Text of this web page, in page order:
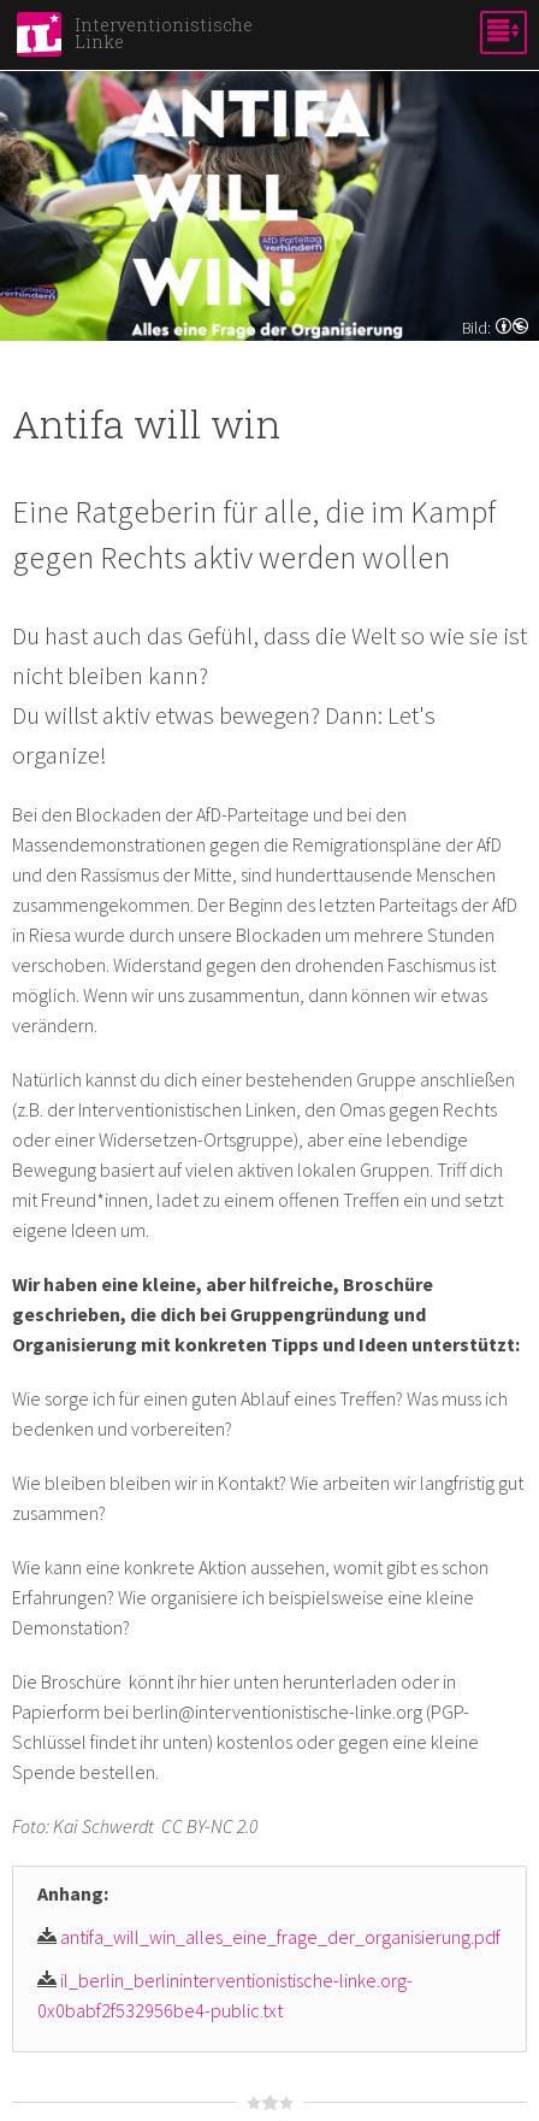
Direkt
Inhalt
Interventionistische
Linke
Bild:
Antifa will win
Eine Ratgeberin für alle, die im Kampf
gegen Rechts aktiv werden wollen
Du hast auch das Gefühl, dass die Welt so wie sie ist
nicht bleiben kann?
Du willst aktiv etwas bewegen? Dann: Let's
organize!
Bei den Blockaden der AfD-Parteitage und bei den
Massendemonstrationen gegen die Remigrationspläne der AfD
und den Rassismus der Mitte, sind hunderttausende Menschen
zusammengekommen. Der Beginn des letzten Parteitags der AfD
in Riesa wurde durch unsere Blockaden um mehrere Stunden
verschoben. Widerstand gegen den drohenden Faschismus ist
möglich. Wenn wir uns zusammentun, dann können wir etwas
verändern.
Natürlich kannst du dich einer bestehenden Gruppe anschließen
(z.B. der Interventionistischen Linken, den Omas gegen Rechts
oder einer Widersetzen-Ortsgruppe), aber eine lebendige
Bewegung basiert auf vielen aktiven lokalen Gruppen. Triff dich
mit Freund*innen, ladet zu einem offenen Treffen ein und setzt
eigene Ideen um.
Wir haben eine kleine, aber hilfreiche, Broschüre
geschrieben, die dich bei Gruppengründung und
Organisierung mit konkreten Tipps und Ideen unterstützt:
Wie sorge ich für einen guten Ablauf eines Treffen? Was muss ich
bedenken und vorbereiten?
Wie bleiben bleiben wir in Kontakt? Wie arbeiten wir langfristig gut
zusammen?
Wie kann eine konkrete Aktion aussehen, womit gibt es schon
Erfahrungen? Wie organisiere ich beispielsweise eine kleine
Demonstation?
Die Broschüre könnt ihr hier unten herunterladen oder in
Papierform bei berlin@interventionistische-linke.org (PGP-
Schlüssel findet ihr unten) kostenlos oder gegen eine kleine
Spende bestellen.
Foto: Kai Schwerdt CC BY-NC 2.0
Anhang:
antifa_will_win_alles_eine_frage_der_organisierung.pdf
il_berlin_berlininterventionistische-linke.org-
0x0babf2f532956be4-public.txt